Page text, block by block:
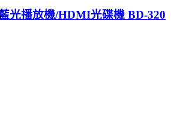
光播放機/HDMI光碟機 BD-320